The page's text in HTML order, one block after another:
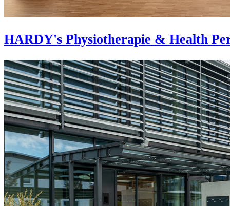
HARDY's Physiotherapie & Health